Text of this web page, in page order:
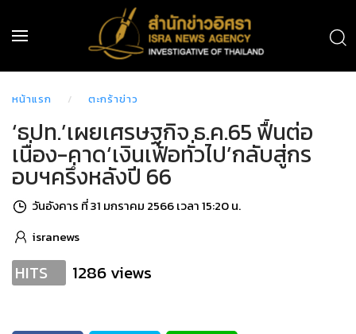
หน้าแรก ตะกร้าข่าว
‘ธปท.’เผยเศรษฐกิจ ธ.ค.65 ฟื้นต่อ
เนื่อง-คาด‘เงินเฟ้อทั่วไป’กลับสู่กร
อบฯครึ่งหลังปี 66
วันอังคาร ที่ 31 มกราคม 2566 เวลา 15:20 น.
isranews
HITS 1286 views